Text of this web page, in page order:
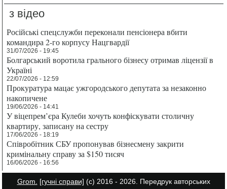
з відео
Російські спецслужби переконали пенсіонера вбити
командира 2-го корпусу Нацгвардії
31/07/2026 - 19:45
Болгарський воротила грального бізнесу отримав ліцензії в
Україні
22/07/2026 - 12:59
Прокуратура мацає ужгородського депутата за незаконно
накопичене
19/06/2026 - 14:41
У віцепрем’єра Кулеби хочуть конфіскувати столичну
квартиру, записану на сестру
17/06/2026 - 18:19
Співробітник СБУ пропонував бізнесмену закрити
кримінальну справу за $150 тисяч
16/06/2026 - 16:56
Grom. [гучні справи] (с) 2016 - 2026. Передрук авторських